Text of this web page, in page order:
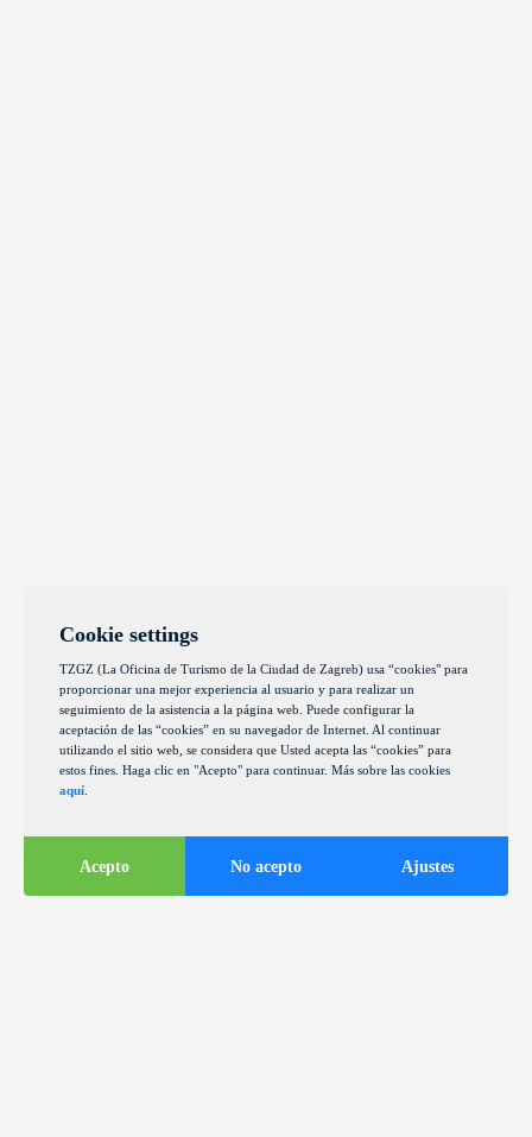
Cookie settings
TZGZ (La Oficina de Turismo de la Ciudad de Zagreb) usa “cookies" para
proporcionar una mejor experiencia al usuario y para realizar un
seguimiento de la asistencia a la página web. Puede configurar la
aceptación de las “cookies” en su navegador de Internet. Al continuar
utilizando el sitio web, se considera que Usted acepta las “cookies” para
estos fines. Haga clic en "Acepto" para continuar. Más sobre las cookies
aquí
Acepto No acepto Ajustes